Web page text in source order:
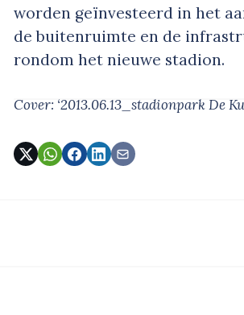
worden geïnvesteerd in het
de buitenruimte en de
rondom het nieuwe stadion.
Cover: ‘2013.06.13_stadionpark De